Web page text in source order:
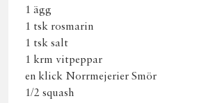
1 ägg
1 tsk rosmarin
1 tsk salt
1 krm vitpeppar
en klick Norrmejerier Smör
1/2 squash